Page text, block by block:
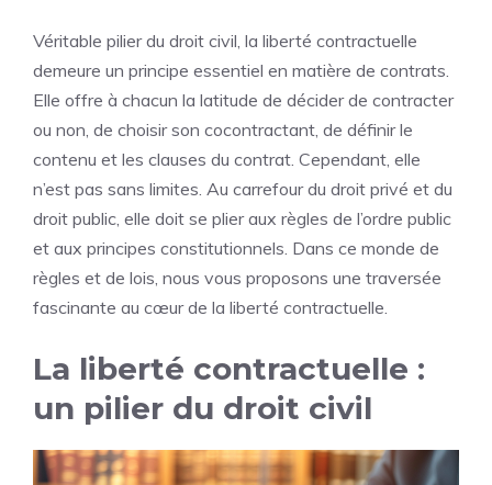
Véritable pilier du droit civil, la liberté contractuelle
demeure un principe essentiel en matière de contrats.
Elle offre à chacun la latitude de décider de contracter
ou non, de choisir son cocontractant, de définir le
contenu et les clauses du contrat. Cependant, elle
n’est pas sans limites. Au carrefour du droit privé et du
droit public, elle doit se plier aux règles de l’ordre public
et aux principes constitutionnels. Dans ce monde de
règles et de lois, nous vous proposons une traversée
fascinante au cœur de la liberté contractuelle.
La liberté contractuelle :
un pilier du droit civil